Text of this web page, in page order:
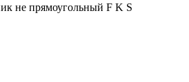
не прямоугольный F K S